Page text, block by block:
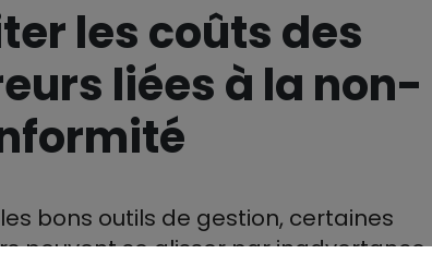
les coûts des
liées à la non-
bons outils de gestion, certaines
peuvent se glisser par inadvertance.